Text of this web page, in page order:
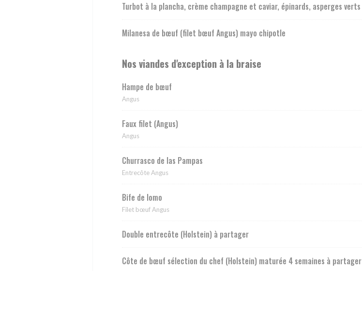
Turbot à la plancha, crème champagne et caviar, épinards, asperges verts
Milanesa de bœuf (filet bœuf Angus) mayo chipotle
Nos viandes d'exception à la braise
Hampe de bœuf
Angus
Faux filet (Angus)
Angus
Churrasco de las Pampas
Entrecôte Angus
Bife de lomo
Filet bœuf Angus
Double entrecôte (Holstein) à partager
Côte de bœuf sélection du chef (Holstein) maturée 4 semaines à partager